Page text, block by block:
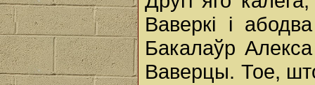
Ваверкі і
Бакалаўр
Ваверцы. Тое,